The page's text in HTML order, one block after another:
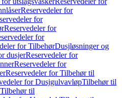
Reservedeler for
for
Reservedeler for
for
for TilbehørDusjløsninger og
dusjerReservedeler for
Reservedeler for
Reservedeler for Tilbehør til
for DusjgulvavløpTilbehør til
til